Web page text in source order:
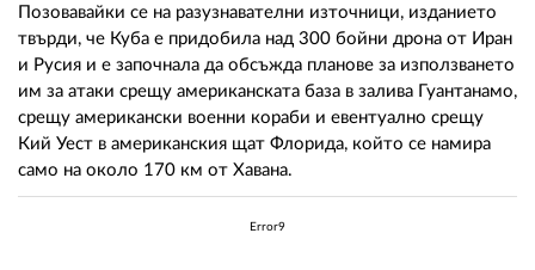
Позовавайки се на разузнавателни източници, изданието
твърди, че Куба е придобила над 300 бойни дрона от Иран
и Русия и е започнала да обсъжда планове за използването
им за атаки срещу американската база в залива Гуантанамо,
срещу американски военни кораби и евентуално срещу
Кий Уест в американския щат Флорида, който се намира
само на около 170 км от Хавана.
Error9